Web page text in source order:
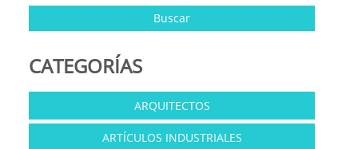
CATEGORÍAS
ARQUITECTOS
ARTÍCULOS INDUSTRIALES